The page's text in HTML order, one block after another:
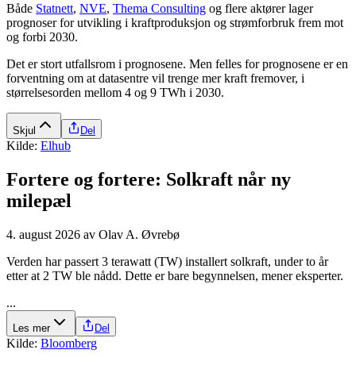
Både Statnett, NVE, Thema Consulting og flere aktører lager
prognoser for utvikling i kraftproduksjon og strømforbruk frem mot
og forbi 2030.
Det er stort utfallsrom i prognosene. Men felles for prognosene er en
forventning om at datasentre vil trenge mer kraft fremover, i
størrelsesorden mellom 4 og 9 TWh i 2030.
Skjul Del
Kilde: Elhub
Fortere og fortere: Solkraft når ny
milepæl
4. august 2026 av Olav A. Øvrebø
Verden har passert 3 terawatt (TW) installert solkraft, under to år
etter at 2 TW ble nådd. Dette er bare begynnelsen, mener eksperter.
...
Les mer Del
Kilde: Bloomberg